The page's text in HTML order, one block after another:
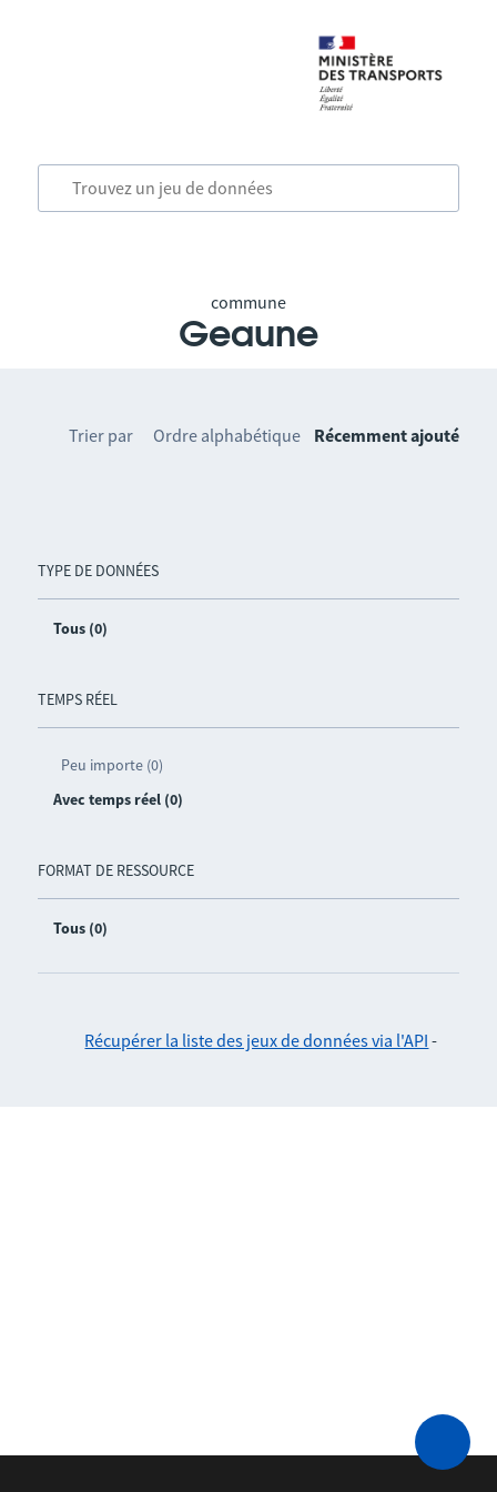
commune
Geaune
TYPE DE DONNÉES
Tous (0)
TEMPS RÉEL
Peu importe (0)
Avec temps réel (0)
FORMAT DE RESSOURCE
Tous (0)
Trier par Ordre alphabétique Récemment ajouté
Récupérer la liste des jeux de données via l'API -